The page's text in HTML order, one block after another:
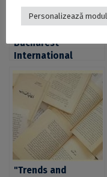
Bucharest
International
(BIG-D) Fest,
organizat de
Centrul pentru
Studii de Dezvoltare
și Cooperare
Internațională (IDC)
"Trends and
Personalizează